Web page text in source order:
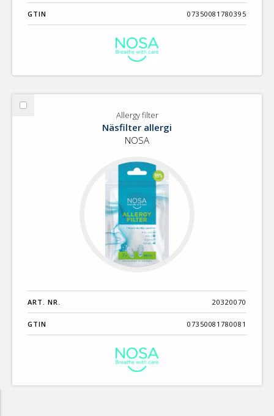
GTIN 07350081780395
Välj
Allergy filter
Näsfilter allergi
NOSA
ART. NR. 20320070
GTIN 07350081780081